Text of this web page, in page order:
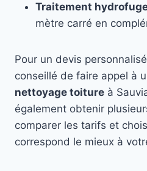
Traitement
mètre carré en
Pour un devis
conseillé de faire appel à
nettoyage toiture à
également obtenir
comparer les tarifs et
correspond le mieux à